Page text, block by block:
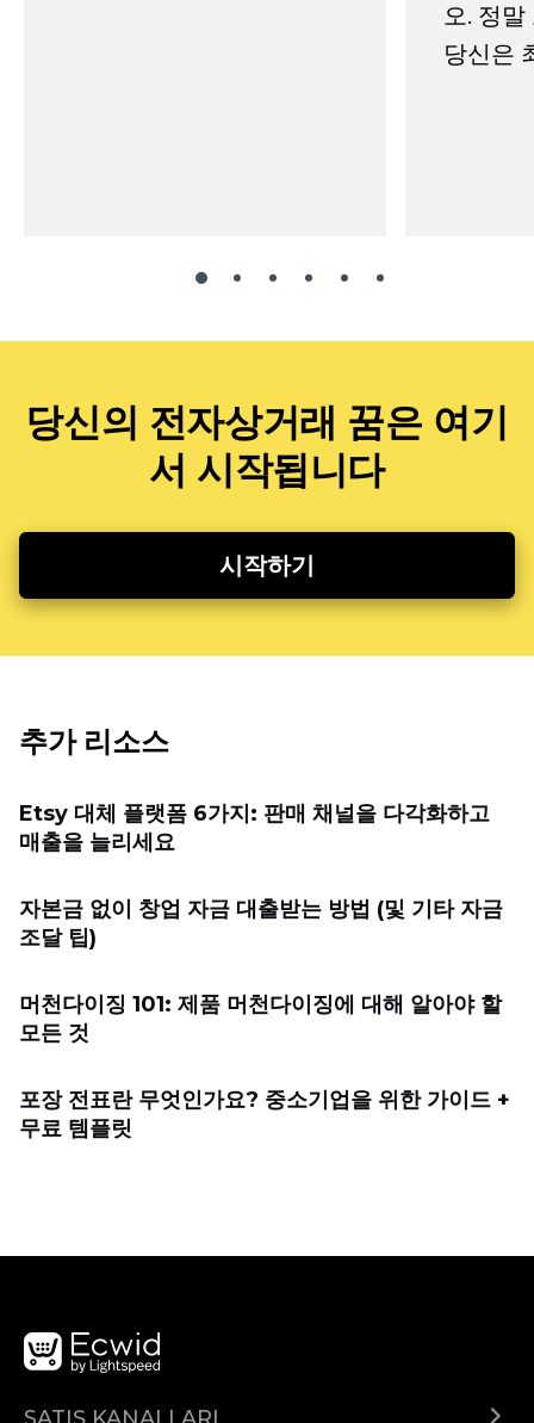
오. 정
당신은
당신의 전자상거래 꿈은 여기
서 시작됩니다
시작하기
추가 리소스
Etsy 대체 플랫폼 6가지: 판매 채널을 다각화하고
매출을 늘리세요
자본금 없이 창업 자금 대출받는 방법 (및 기타 자금
조달 팁)
머천다이징 101: 제품 머천다이징에 대해 알아야 할
모든 것
포장 전표란 무엇인가요? 중소기업을 위한 가이드 +
무료 템플릿